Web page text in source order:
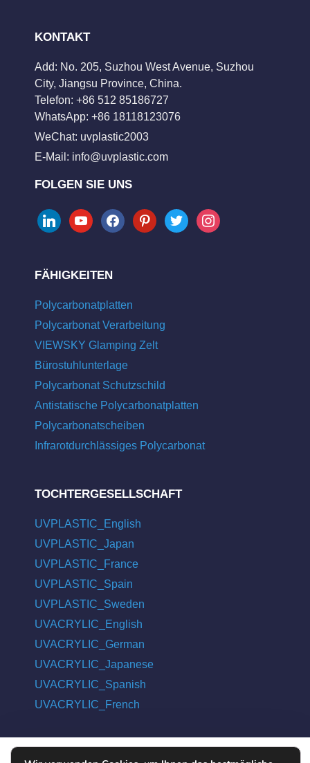
KONTAKT
Add: No. 205, Suzhou West Avenue, Suzhou
City, Jiangsu Province, China.
Telefon: +86 512 85186727
WhatsApp: +86 18118123076
WeChat: uvplastic2003
E-Mail: info@uvplastic.com
FOLGEN SIE UNS
linkedinyoutubefacebookpinteresttwitter instagram
FÄHIGKEITEN
Polycarbonatplatten
Polycarbonat Verarbeitung
VIEWSKY Glamping Zelt
Bürostuhlunterlage
Polycarbonat Schutzschild
Antistatische Polycarbonatplatten
Polycarbonatscheiben
Infrarotdurchlässiges Polycarbonat
TOCHTERGESELLSCHAFT
UVPLASTIC_English
UVPLASTIC_Japan
UVPLASTIC_France
UVPLASTIC_Spain
UVPLASTIC_Sweden
UVACRYLIC_English
UVACRYLIC_German
UVACRYLIC_Japanese
UVACRYLIC_Spanish
UVACRYLIC_French